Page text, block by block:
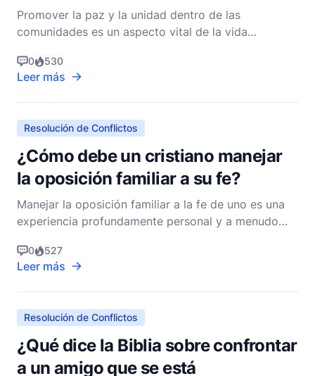
Promover la paz y la unidad dentro de las
comunidades es un aspecto vital de la vida
amor, el perdón y la reconciliación, que son
principios fundamentales para fomentar la armonía
entre las personas. Como cristianos, estamos
llamados a ser pacific
0 530
Leer más
Resolución de Conflictos
¿Cómo debe un cristiano manejar
la oposición familiar a su fe?
Manejar la oposición familiar a la fe de uno es una
experiencia profundamente personal y a menudo
particularmente difícil porque las relaciones
familiares son fundamentales y profundamente
emocionales. Sin embargo, la Biblia proporciona
orientación y prin
0 527
Leer más
Resolución de Conflictos
¿Qué dice la Biblia sobre confrontar
a un amigo que se está